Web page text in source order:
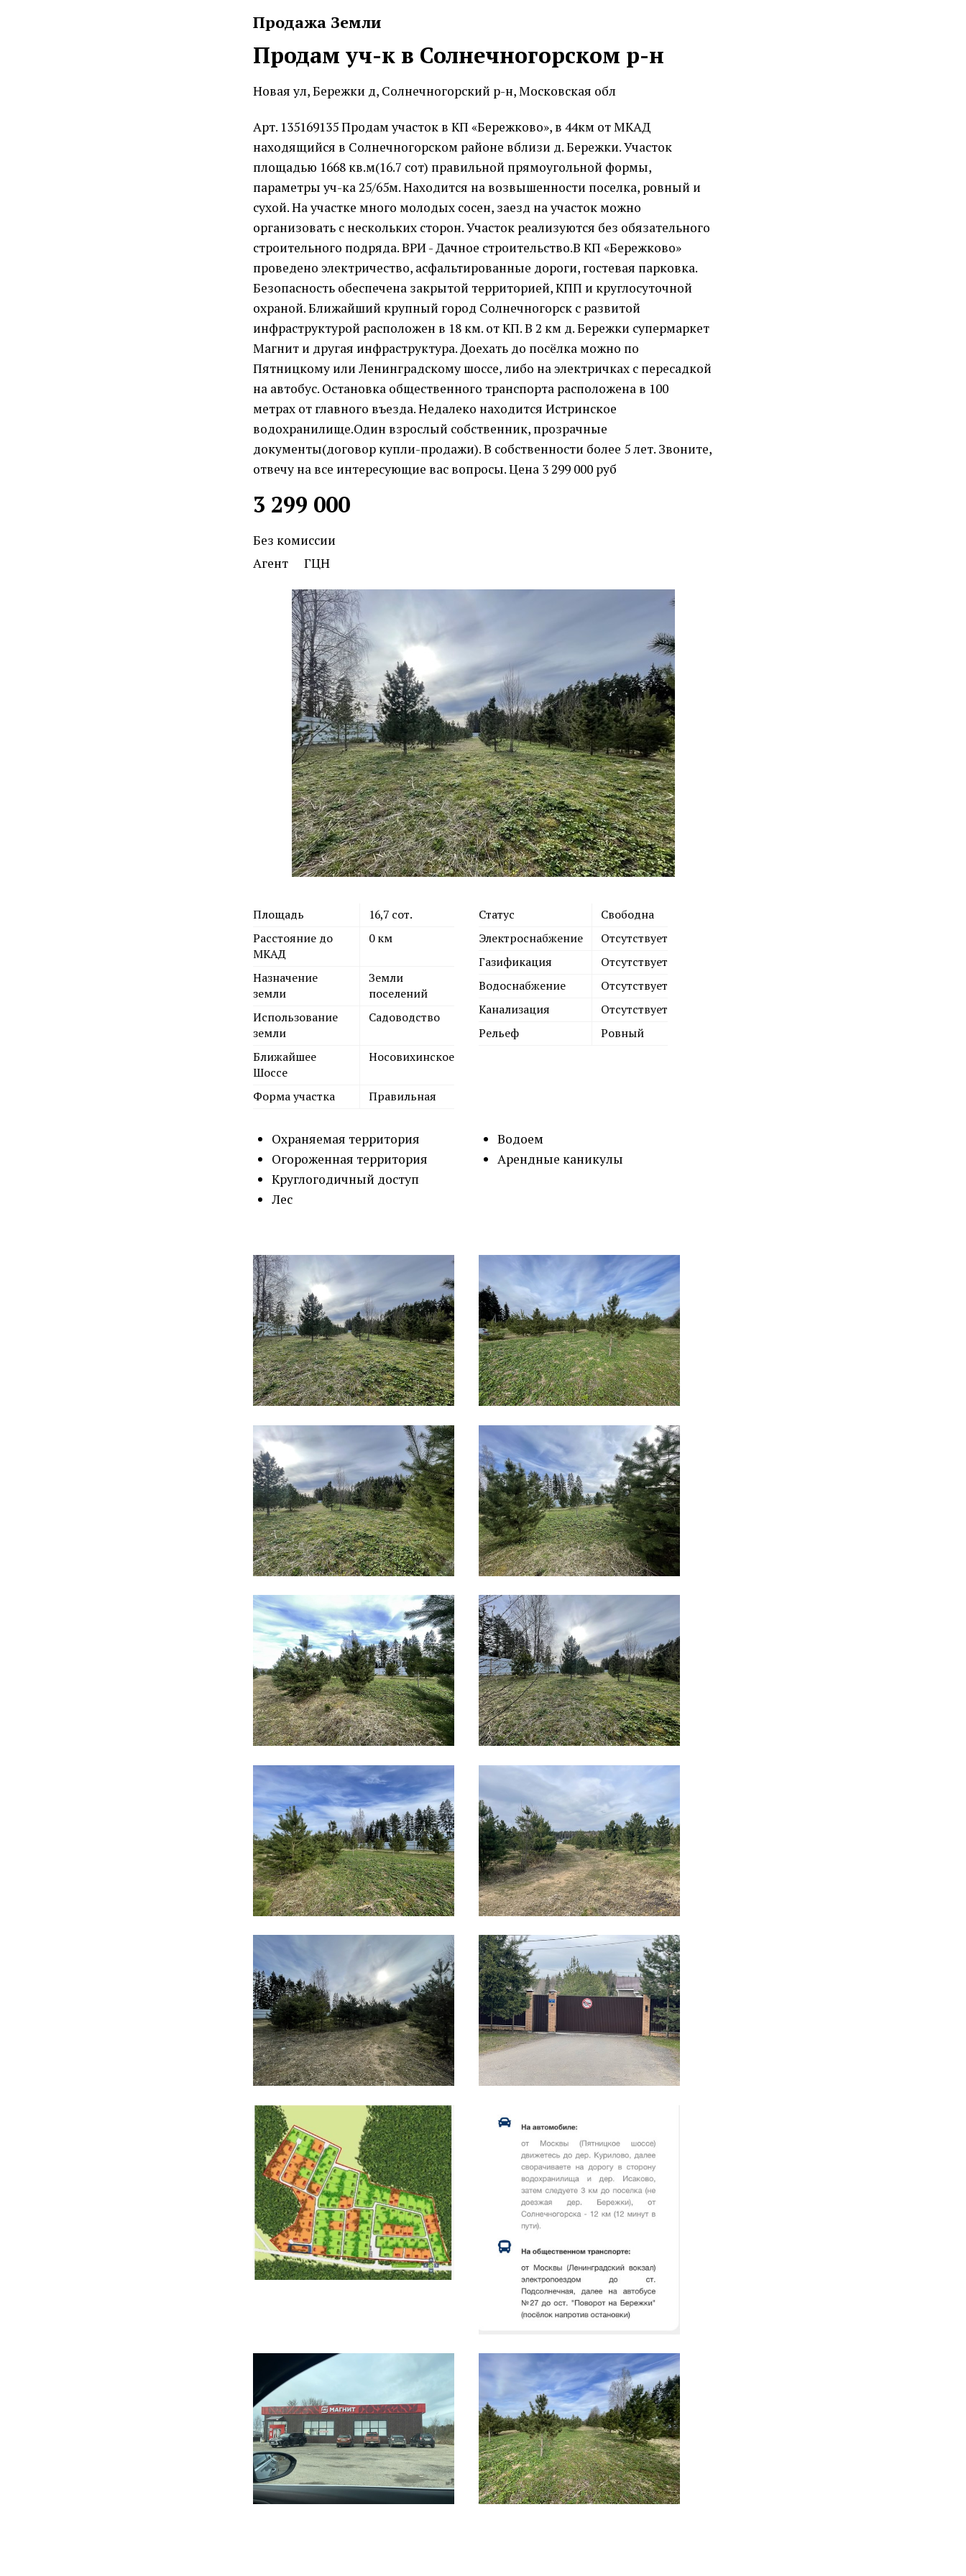
Продажа Земли
Продам уч-к в Солнечногорском р-н
Новая ул, Бережки д, Солнечногорский р-н, Московская обл
Арт. 135169135 Продам участок в КП «Бережково», в 44км от МКАД
находящийся в Солнечногорском районе вблизи д. Бережки. Участок
площадью 1668 кв.м(16.7 сот) правильной прямоугольной формы,
параметры уч-ка 25/65м. Находится на возвышенности поселка, ровный и
сухой. На участке много молодых сосен, заезд на участок можно
организовать с нескольких сторон. Участок реализуются без обязательного
строительного подряда. ВРИ - Дачное строительство.В КП «Бережково»
проведено электричество, асфальтированные дороги, гостевая парковка.
Безопасность обеспечена закрытой территорией, КПП и круглосуточной
охраной. Ближайший крупный город Солнечногорск с развитой
инфраструктурой расположен в 18 км. от КП. В 2 км д. Бережки супермаркет
Магнит и другая инфраструктура. Доехать до посёлка можно по
Пятницкому или Ленинградскому шоссе, либо на электричках с пересадкой
на автобус. Остановка общественного транспорта расположена в 100
метрах от главного въезда. Недалеко находится Истринское
водохранилище.Один взрослый собственник, прозрачные
документы(договор купли-продажи). В собственности более 5 лет. Звоните,
отвечу на все интересующие вас вопросы. Цена 3 299 000 руб
3 299 000
Без комиссии
Агент
ГЦН
Площадь 16,7 сот.
Расстояние до
МКАД
0км
Назначение
земли
Земли
поселений
Использование
земли
Садоводство
Ближайшее
Шоссе
Носовихинское
Форма участка Правильная
Статус
Свободна
Электроснабжение
Отсутствует
Газификация
Отсутствует
Водоснабжение
Отсутствует
Канализация
Отсутствует
Рельеф
Ровный
Охраняемая территория
Огороженная территория
Круглогодичный доступ
Лес
Водоем
Арендные каникулы